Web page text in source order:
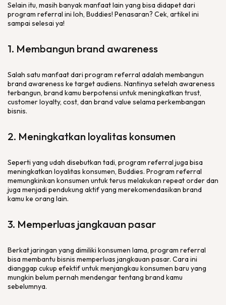
Selain itu, masih banyak manfaat lain yang bisa didapet dari
program referral ini loh, Buddies! Penasaran? Cek, artikel ini
sampai selesai ya!
1. Membangun brand awareness
Salah satu manfaat dari program referral adalah membangun
brand awareness ke target audiens. Nantinya setelah awareness
terbangun, brandkamu berpotensi untuk meningkatkan trust,
customer loyalty, cost, dan brand value selama perkembangan
bisnis.
2. Meningkatkan loyalitas konsumen
Seperti yang udah disebutkan tadi, program referral juga bisa
meningkatkan loyalitas konsumen, Buddies. Program referral
memungkinkan konsumen untuk terus melakukan repeat orderdan
juga menjadi pendukung aktif yang merekomendasikan brand
kamu ke orang lain.
3. Memperluas jangkauan pasar
Berkat jaringan yang dimiliki konsumen lama, program referral
bisa membantu bisnis memperluas jangkauan pasar. Cara ini
dianggap cukup efektif untuk menjangkau konsumen baru yang
mungkin belum pernah mendengar tentang brandkamu
sebelumnya.